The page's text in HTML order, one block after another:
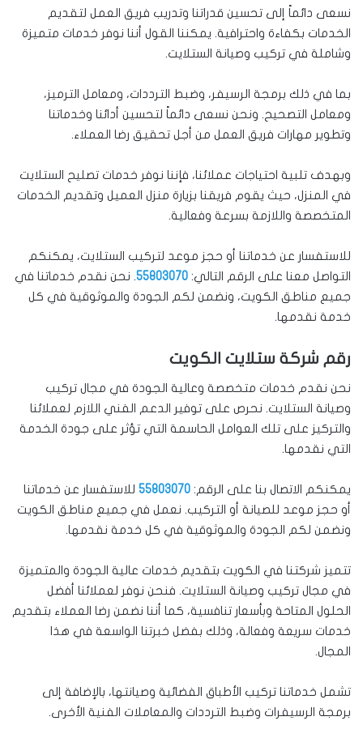
نسعى دائماً إلى تحسين قدراتنا وتدريب فريق العمل لتقديم
الخدمات بكفاءة واحترافية. يمكننا القول أننا نوفر خدمات متميزة
وشاملة في تركيب وصيانة الستلايت.
بما في ذلك برمجة الرسيفر، وضبط الترددات، ومعامل الترميز،
ومعامل التصحيح. ونحن نسعى دائماً لتحسين أدائنا وخدماتنا
وتطوير مهارات فريق العمل من أجل تحقيق رضا العملاء.
وبهدف تلبية احتياجات عملائنا، فإننا نوفر خدمات تصليح الستلايت
في المنزل، حيث يقوم فريقنا بزيارة منزل العميل وتقديم الخدمات
المتخصصة واللازمة بسرعة وفعالية.
للاستفسار عن خدماتنا أو حجز موعد لتركيب الستلايت، يمكنكم
التواصل معنا على الرقم التالي: 55803070. نحن نقدم خدماتنا في
جميع مناطق الكويت، ونضمن لكم الجودة والموثوقية في كل
خدمة نقدمها.
رقم شركة ستلايت الكويت
نحن نقدم خدمات متخصصة وعالية الجودة في مجال تركيب
وصيانة الستلايت. نحرص على توفير الدعم الفني اللازم لعملائنا
والتركيز على تلك العوامل الحاسمة التي تؤثر على جودة الخدمة
التي نقدمها.
يمكنكم الاتصال بنا على الرقم: 55803070 للاستفسار عن خدماتنا
أو حجز موعد للصيانة أو التركيب. نعمل في جميع مناطق الكويت
ونضمن لكم الجودة والموثوقية في كل خدمة نقدمها.
تتميز شركتنا في الكويت بتقديم خدمات عالية الجودة والمتميزة
في مجال تركيب وصيانة الستلايت. فنحن نوفر لعملائنا أفضل
الحلول المتاحة وبأسعار تنافسية، كما أننا نضمن رضا العملاء بتقديم
خدمات سريعة وفعالة، وذلك بفضل خبرتنا الواسعة في هذا
المجال.
تشمل خدماتنا تركيب الأطباق الفضائية وصيانتها، بالإضافة إلى
برمجة الرسيفرات وضبط الترددات والمعاملات الفنية الأخرى.